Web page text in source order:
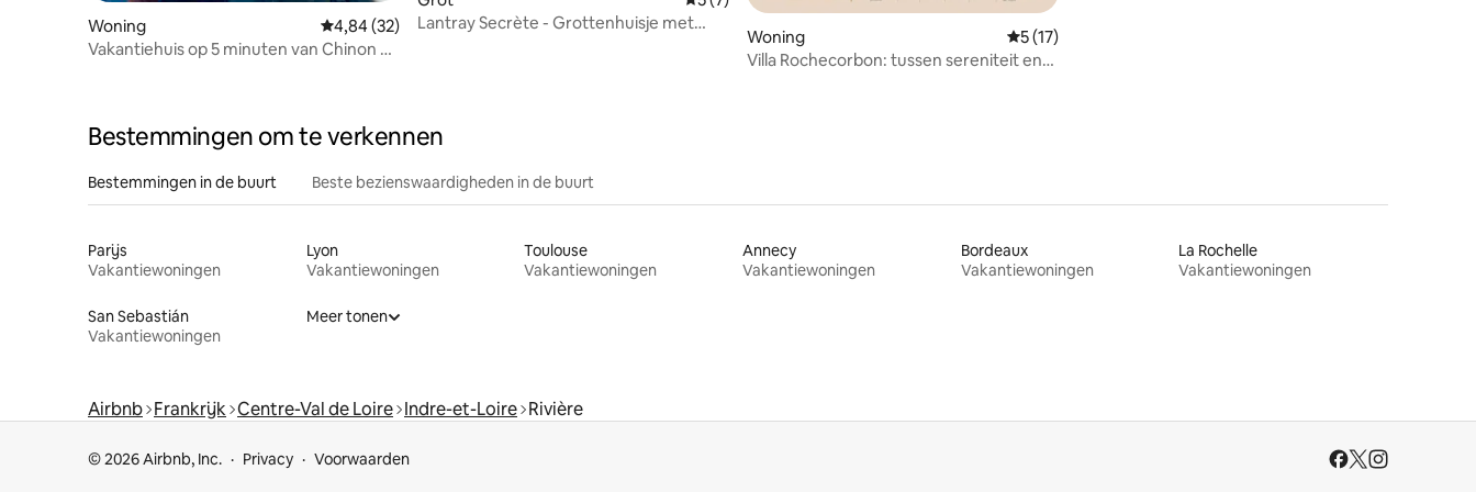
Woning Gemiddelde beoordeling van 4,84 op 5, 32 recensies
4,84 (32)
Vakantiehuis op 5 minuten van Chinon –
Lantray Secrète - Grottenhuisje met
Woning Gemiddelde beoordeling van 5 op 5, 17 recensies
5 (17)
Villa Rochecorbon: tussen sereniteit en
Bestemmingen om te verkennen
Bestemmingen in de buurt Beste bezienswaardigheden in de buurt
Parijs
Vakantiewoningen
Lyon
Vakantiewoningen
Toulouse
Vakantiewoningen
Annecy
Vakantiewoningen
Bordeaux
Vakantiewoningen
La Rochelle
Vakantiewoningen
San Sebastián
Vakantiewoningen
Meer tonen
Airbnb Frankrijk Centre-Val de Loire Indre-et-Loire Rivière
© 2026 Airbnb, Inc. Privacy Voorwaarden